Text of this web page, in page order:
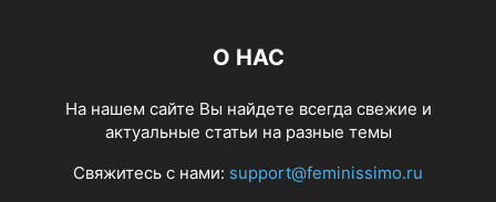
О НАС
На нашем сайте Вы найдете всегда свежие и
актуальные статьи на разные темы
Свяжитесь с нами: support@feminissimo.ru